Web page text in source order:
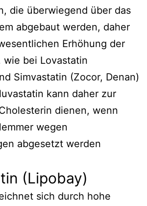
die überwiegend über das
abgebaut werden, daher
Erhöhung der
wie bei Lovastatin
Simvastatin (Zocor, Denan)
kann daher zur
dienen, wenn
wegen
abgesetzt werden
(Lipobay)
sich durch hohe